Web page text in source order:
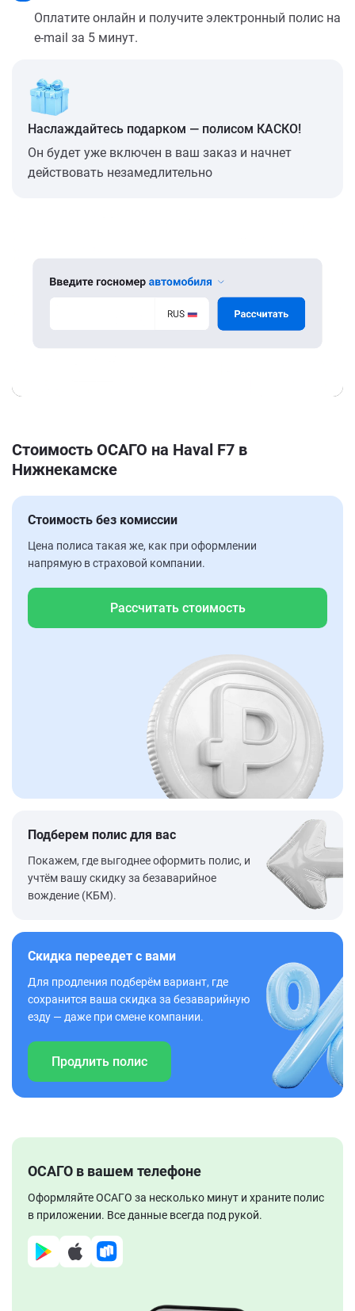
Оплатите онлайн и получите электронный полис на
e-mail за 5 минут.
Наслаждайтесь подарком — полисом КАСКО!
Он будет уже включен в ваш заказ и начнет
действовать незамедлительно
Стоимость ОСАГО на Haval F7 в
Нижнекамске
Стоимость без комиссии
Цена полиса такая же, как при оформлении
напрямую в страховой компании.
Рассчитать стоимость
Подберем полис для вас
Покажем, где выгоднее оформить полис, и
учтём вашу скидку за безаварийное
вождение (КБМ).
Скидка переедет с вами
Для продления подберём вариант, где
сохранится ваша скидка за безаварийную
езду — даже при смене компании.
Продлить полис
ОСАГО в вашем телефоне
Оформляйте ОСАГО за несколько минут и храните полис
в приложении. Все данные всегда под рукой.